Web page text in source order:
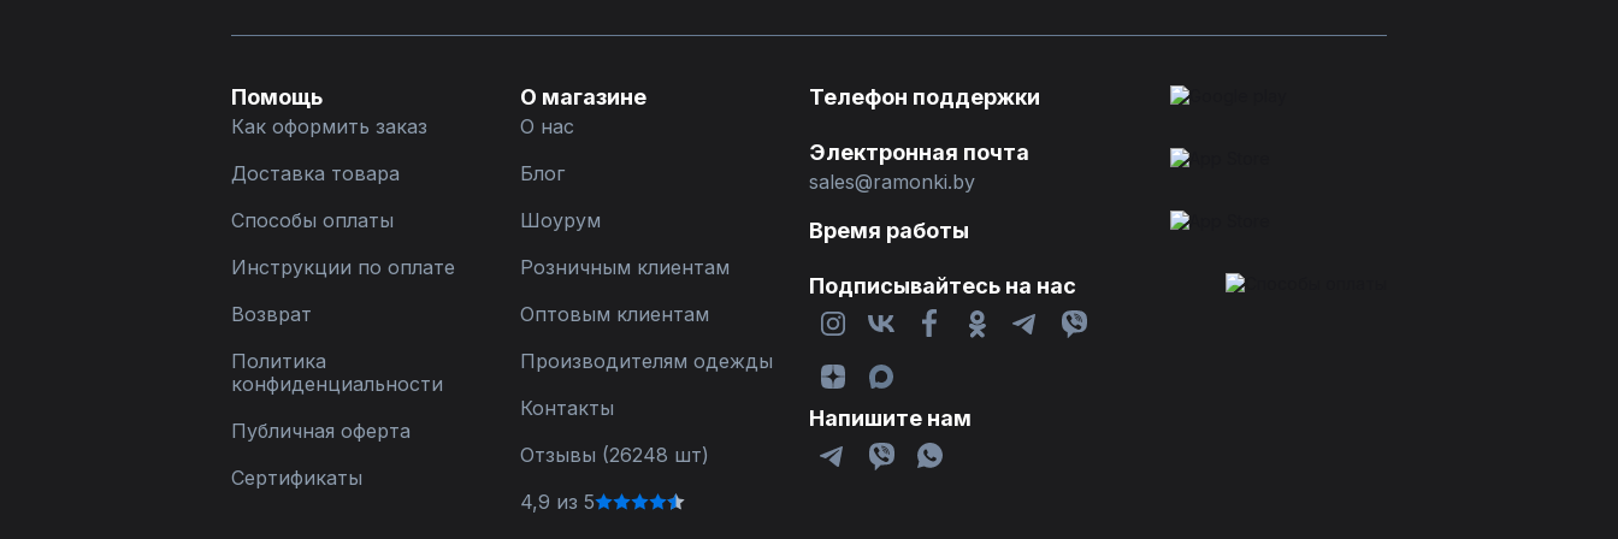
Помощь
Как оформить заказ
Доставка товара
Способы оплаты
Инструкции по оплате
Возврат
Политика
конфиденциальности
Публичная оферта
Сертификаты
О магазине
О нас
Блог
Шоурум
Розничным клиентам
Оптовым клиентам
Производителям одежды
Контакты
Отзывы (26248 шт)
4,9 из 5
Телефон поддержки
Электронная почта
sales@ramonki.by
Время работы
Подписывайтесь на нас
Напишите нам